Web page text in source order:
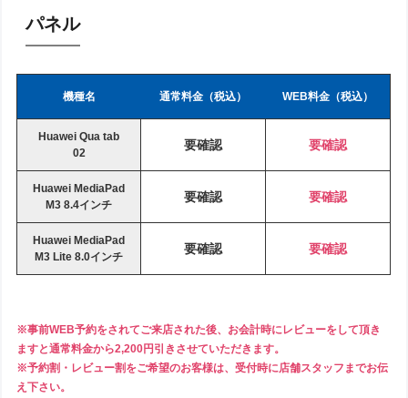
パネル
機種名 通常料金（税込） WEB料金（税込）
Huawei Qua tab
02
要確認 要確認
Huawei MediaPad
M3 8.4インチ
要確認 要確認
Huawei MediaPad
M3 Lite 8.0インチ
要確認 要確認
※事前WEB予約をされてご来店された後、お会計時にレビューをして頂き
ますと通常料金から2,200円引きさせていただきます。
※予約割・レビュー割をご希望のお客様は、受付時に店舗スタッフまでお伝
え下さい。